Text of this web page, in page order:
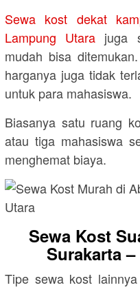
Sewa kost dekat
Lampung Utara juga
mudah bisa
harganya juga tidak
untuk para mahasiswa.
Biasanya satu ruang
atau tiga mahasiswa
menghemat biaya.
Sewa Kost
Surakarta
Tipe sewa kost